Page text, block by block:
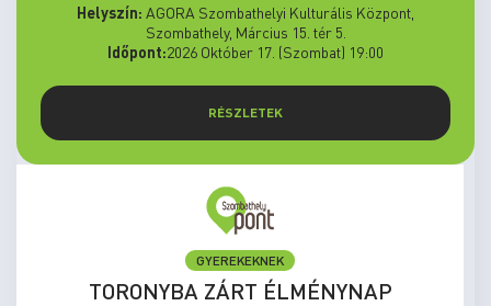
Helyszín: AGORA Szombathelyi Kulturális Központ,
Szombathely, Március 15. tér 5.
Időpont:2026 Október 17. (Szombat) 19:00
RÉSZLETEK
GYEREKEKNEK
TORONYBA ZÁRT ÉLMÉNYNAP